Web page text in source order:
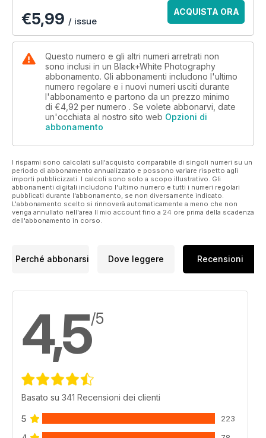
back to the darkroom, I want to hear about it. And now there’s
just the problem of dealing with my husband…
€5,99 / issue
ACQUISTA ORA
Questo numero e gli altri numeri arretrati non
sono inclusi in un Black+White Photography
abbonamento. Gli abbonamenti includono l'ultimo
numero regolare e i nuovi numeri usciti durante
l'abbonamento e partono da un prezzo minimo
di €4,92 per numero . Se volete abbonarvi, date
un'occhiata al nostro sito web Opzioni di
abbonamento
I risparmi sono calcolati sull'acquisto comparabile di singoli numeri su un
periodo di abbonamento annualizzato e possono variare rispetto agli
importi pubblicizzati. I calcoli sono solo a scopo illustrativo. Gli
abbonamenti digitali includono l'ultimo numero e tutti i numeri regolari
pubblicati durante l'abbonamento, se non diversamente indicato.
L'abbonamento scelto si rinnoverà automaticamente a meno che non
venga annullato nell'area Il mio account fino a 24 ore prima della scadenza
dell'abbonamento in corso.
Perché abbonarsi Dove leggere Recensioni
4,5/5
Basato su 341 Recensioni dei clienti
5 223